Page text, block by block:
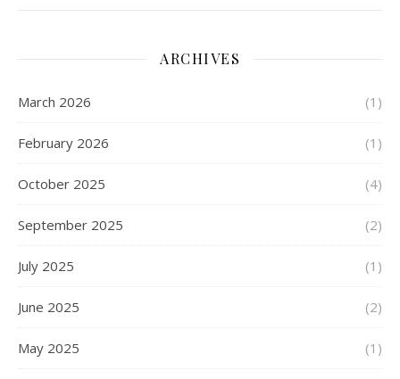
ARCHIVES
March 2026 (1)
February 2026 (1)
October 2025 (4)
September 2025 (2)
July 2025 (1)
June 2025 (2)
May 2025 (1)